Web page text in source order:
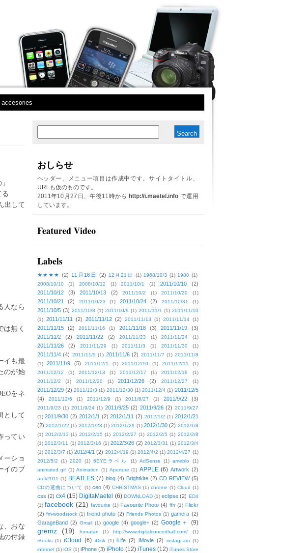
accesories
出して
人なら
は無く
イも最
のが始
をネ
として
ってい
ーショ
イのプ
、おな
の付録
おしらせ
ヘッダー、メニュー項目は作成中です。サイトタイトル、
URLも仮のものです。
2011年10月27日、午後11時から http://i.maetel.info で運用
しています。
Featured Video
Labels
★★★★ (2) 11月16日 (2) 12月21日 (1) 1968/10/3 (1) 1980 (1)
2008/10/10
(1) 2008/10/12 (1) 2011/10/1 (1) 2011/10/10
(2)
2011/10/12
(3) 2011/10/13 (2) 2011/10/2 (1) 2011/10/20 (1)
2011/10/21 (2) 2011/10/23 (1) 2011/10/24 (2) 2011/10/31 (1)
2011/10/5 (3) 2011/10/8 (1) 2011/10/9 (1) 2011/11/1 (1) 2011/11/10
(1) 2011/11/11 (2) 2011/11/12 (2) 2011/11/13 (1) 2011/11/14 (1)
2011/11/15 (2) 2011/11/16 (1) 2011/11/18 (3) 2011/11/19
(3)
2011/11/2
(2) 2011/11/22 (2) 2011/11/23 (1) 2011/11/24 (1)
2011/11/26 (2) 2011/11/29 (1) 2011/11/3 (1) 2011/11/30 (1)
2011/11/4 (4) 2011/11/5 (1) 2011/11/6 (2) 2011/11/7 (1) 2011/11/8
(1)
2011/11/9 (5) 2011/12/1 (1) 2011/12/10 (1) 2011/12/11
(1)
2011/12/12
(1) 2011/12/13 (1) 2011/12/17 (1) 2011/12/19
(1)
2011/12/2
(1) 2011/12/20 (1) 2011/12/26 (2) 2011/12/27 (1)
2011/12/29 (2) 2011/12/3 (1) 2011/12/30 (1) 2011/12/4 (1) 2011/12/5
(4)
2011/12/6 (1) 2011/12/9 (1) 2011/6/27 (1) 2011/9/22 (3)
2011/9/23 (1) 2011/9/24 (1) 2011/9/25 (2) 2011/9/26 (2) 2011/9/27
(1) 2011/9/30 (2) 2012/1/1 (2) 2012/1/11 (2) 2012/1/2 (1) 2012/1/21
(2) 2012/1/22 (1) 2012/1/28 (1) 2012/1/29 (1) 2012/1/30 (2) 2012/1/8
(1) 2012/2/13 (1) 2012/2/15 (1) 2012/2/27 (1) 2012/2/5 (1) 2012/2/8
(1) 2012/3/11 (1) 2012/3/16 (1) 2012/3/26 (2) 2012/3/31 (1) 2012/3/4
(1) 2012/3/7 (1) 2012/4/1 (2) 2012/4/19 (1) 2012/4/2 (1) 2012/4/27 (1)
2012/5/2
(1) 2020 (1) 6EYEラベル (1) AdSense (1) ameblo
(1)
animated gif (1) Animation (1) Aperture (1) APPLE (6) Artwork (2)
atok2011 (1) BEATLES (7) blog (4) Brightkite (2) CD REVIEW (5)
CDの選曲について (1) ceo (4) CHRISTMAS (1) chrome (1) Cloud (1)
css (2) cx4 (15) DigitaMaetel (6) DOWNLOAD (1) eclipse (2) ED4
(1) facebook (21) favourite (1) Favourite Photo (4) ffrr (1) Flickr
(2) fm-woodstock (1) friend photo (2) Friends Photos (1) gamera (2)
GarageBand (2) Gmail (1) google (4) google+ (2) Google＋ (9)
gremz (19) honatari (1) http://www.digitalconcerthall.com/
(1)
iBooks (1) iCloud (6) iDisk (1) iLife (2) iMovie (2) instagr.am (1)
internet (1) iOS (1) iPhone (3) iPhoto (12) iTunes (12) iTunes Store